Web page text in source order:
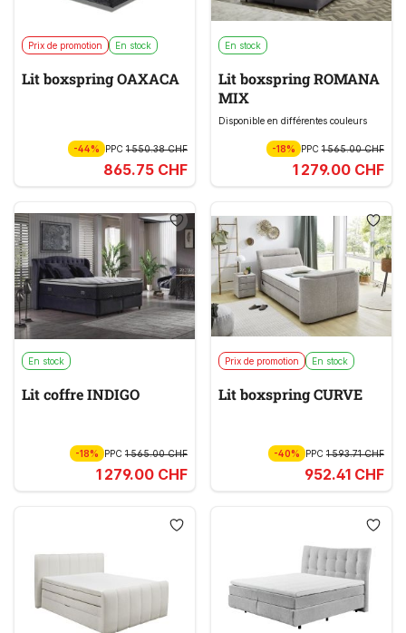
Prix de promotion En stock
Lit boxspring OAXACA
-44% PPC 1 550.38 CHF
865.75 CHF
En stock
Lit boxspring ROMANA
MIX
Disponible en différentes couleurs
-18% PPC1 565.00 CHF
1 279.00 CHF
En stock
Lit coffre INDIGO
-18% PPC 1 565.00 CHF
1 279.00 CHF
Prix de promotion En stock
Lit boxspring CURVE
-40% PPC1 593.71 CHF
952.41 CHF